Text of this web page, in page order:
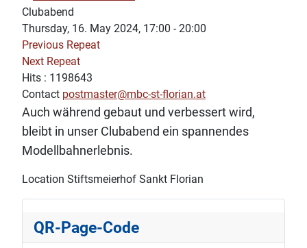
Clubabend
Thursday, 16. May 2024, 17:00 - 20:00
Previous Repeat
Next Repeat
Hits : 1198643
Contact postmaster@mbc-st-florian.at
Auch während gebaut und verbessert wird,
bleibt in unser Clubabend ein spannendes
Modellbahnerlebnis.
Location Stiftsmeierhof Sankt Florian
QR-Page-Code